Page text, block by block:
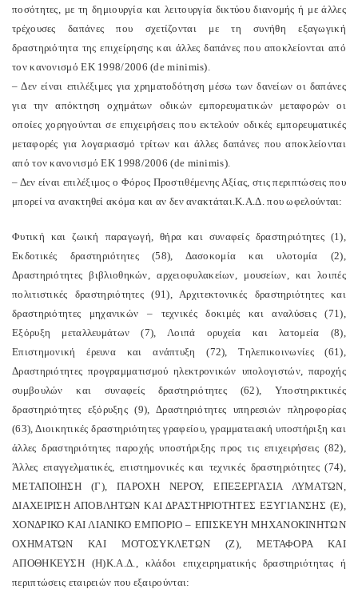
ποσότητες, με τη δημιουργία και λειτουργία δικτύου διανομής ή με άλλες
τρέχουσες δαπάνες που σχετίζονται με τη συνήθη εξαγωγική
δραστηριότητα της επιχείρησης και άλλες δαπάνες που αποκλείονται από
τον κανονισμό ΕΚ 1998/2006 (de minimis).
– Δεν είναι επιλέξιμες για χρηματοδότηση μέσω των δανείων οι δαπάνες
για την απόκτηση οχημάτων οδικών εμπορευματικών μεταφορών οι
οποίες χορηγούνται σε επιχειρήσεις που εκτελούν οδικές εμπορευματικές
μεταφορές για λογαριασμό τρίτων και άλλες δαπάνες που αποκλείονται
από τον κανονισμό ΕΚ 1998/2006 (de minimis).
– Δεν είναι επιλέξιμος ο Φόρος Προστιθέμενης Αξίας, στις περιπτώσεις που
μπορεί να ανακτηθεί ακόμα και αν δεν ανακτάται.Κ.Α.Δ. που ωφελούνται:
Φυτική και ζωική παραγωγή, θήρα και συναφείς δραστηριότητες (1),
Εκδοτικές δραστηριότητες (58), Δασοκομία και υλοτομία (2),
Δραστηριότητες βιβλιοθηκών, αρχειοφυλακείων, μουσείων, και λοιπές
πολιτιστικές δραστηριότητες (91), Αρχιτεκτονικές δραστηριότητες και
δραστηριότητες μηχανικών – τεχνικές δοκιμές και αναλύσεις (71),
Εξόρυξη μεταλλευμάτων (7), Λοιπά ορυχεία και λατομεία (8),
Επιστημονική έρευνα και ανάπτυξη (72), Τηλεπικοινωνίες (61),
Δραστηριότητες προγραμματισμού ηλεκτρονικών υπολογιστών, παροχής
συμβουλών και συναφείς δραστηριότητες (62), Υποστηρικτικές
δραστηριότητες εξόρυξης (9), Δραστηριότητες υπηρεσιών πληροφορίας
(63), Διοικητικές δραστηριότητες γραφείου, γραμματειακή υποστήριξη και
άλλες δραστηριότητες παροχής υποστήριξης προς τις επιχειρήσεις (82),
Άλλες επαγγελματικές, επιστημονικές και τεχνικές δραστηριότητες (74),
ΜΕΤΑΠΟΙΗΣΗ (Γ), ΠΑΡΟΧΗ ΝΕΡΟΥ, ΕΠΕΞΕΡΓΑΣΙΑ ΛΥΜΑΤΩΝ,
ΔΙΑΧΕΙΡΙΣΗ ΑΠΟΒΛΗΤΩΝ ΚΑΙ ΔΡΑΣΤΗΡΙΟΤΗΤΕΣ ΕΞΥΓΙΑΝΣΗΣ (Ε),
ΧΟΝΔΡΙΚΟ ΚΑΙ ΛΙΑΝΙΚΟ ΕΜΠΟΡΙΟ – ΕΠΙΣΚΕΥΗ ΜΗΧΑΝΟΚΙΝΗΤΩΝ
ΟΧΗΜΑΤΩΝ ΚΑΙ ΜΟΤΟΣΥΚΛΕΤΩΝ (Ζ), ΜΕΤΑΦΟΡΑ ΚΑΙ
ΑΠΟΘΗΚΕΥΣΗ (Η)Κ.Α.Δ., κλάδοι επιχειρηματικής δραστηριότητας ή
περιπτώσεις εταιρειών που εξαιρούνται: